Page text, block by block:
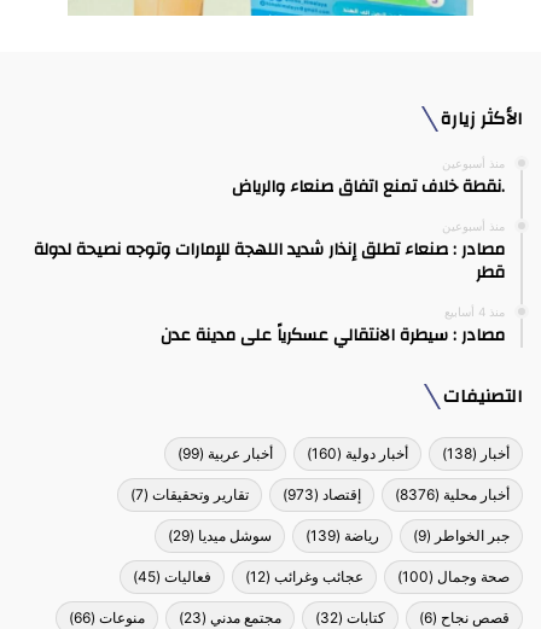
الأكثر زيارة
منذ أسبوعين
.نقطة خلاف تمنع اتفاق صنعاء والرياض
منذ أسبوعين
مصادر : صنعاء تطلق إنذار شديد اللهجة للإمارات وتوجه نصيحة لدولة
قطر
منذ 4 أسابيع
مصادر : سيطرة الانتقالي عسكرياً على مدينة عدن
التصنيفات
أخبار (138) أخبار دولية (160) أخبار عربية (99)
أخبار محلية (8376) إقتصاد (973) تقارير وتحقيقات (7)
جبر الخواطر (9) رياضة (139) سوشل ميديا (29)
صحة وجمال (100) عجائب وغرائب (12) فعاليات (45)
قصص نجاح (6) كتابات (32) مجتمع مدني (23) منوعات (66)